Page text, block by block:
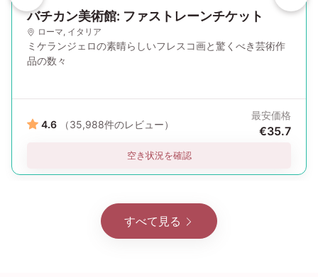
バチカン美術館: ファストレーンチケット
ローマ, イタリア
ミケランジェロの素晴らしいフレスコ画と驚くべき芸術作
品の数々
4.6 （35,988件のレビュー）
最安価格
€35.7
空き状況を確認
すべて見る